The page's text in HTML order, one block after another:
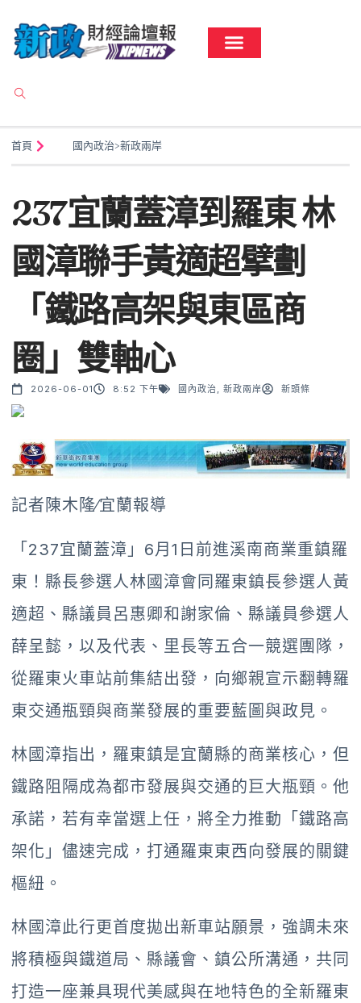
首頁 國內政治>新政兩岸
237宜蘭蓋漳到羅東 林
國漳聯手黃適超擘劃
「鐵路高架與東區商
圈」雙軸心
2026-06-01 8:52 下午 國內政治 新政兩岸 新頭條
記者陳木隆∕宜蘭報導
「237宜蘭蓋漳」6月1日前進溪南商業重鎮羅
東！縣長參選人林國漳會同羅東鎮長參選人黃
適超、縣議員呂惠卿和謝家倫、縣議員參選人
薛呈懿，以及代表、里長等五合一競選團隊，
從羅東火車站前集結出發，向鄉親宣示翻轉羅
東交通瓶頸與商業發展的重要藍圖與政見。
林國漳指出，羅東鎮是宜蘭縣的商業核心，但
鐵路阻隔成為都市發展與交通的巨大瓶頸。他
承諾，若有幸當選上任，將全力推動「鐵路高
架化」儘速完成，打通羅東東西向發展的關鍵
樞紐。
林國漳此行更首度拋出新車站願景，強調未來
將積極與鐵道局、縣議會、鎮公所溝通，共同
打造一座兼具現代美感與在地特色的全新羅東